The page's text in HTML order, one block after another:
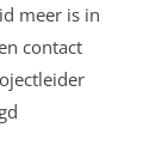
meer is in
contact